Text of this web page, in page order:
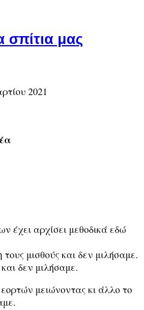
σπίτια μας
2021
έχει αρχίσει μεθοδικά εδώ
μισθούς και δεν μιλήσαμε.
δεν μιλήσαμε.
μειώνοντας κι άλλο το